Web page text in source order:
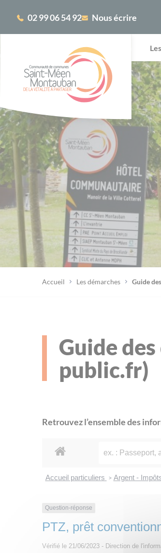
02 99 06 54 92 Nous écrire
Accueil Les démarches Guide
Guide
public.fr)
Retrouvez l’ensemble des
Accueil particuliers > Argent -
Question-réponse
PTZ, prêt
Vérifié le 21/06/2023 - Direction de